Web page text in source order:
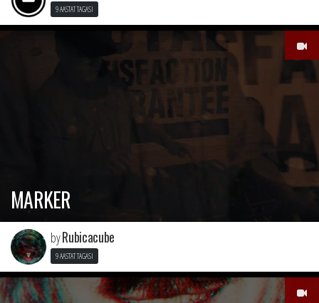
9 AASTAT TAGASI
MARKER
byRubicacube
9 AASTAT TAGASI